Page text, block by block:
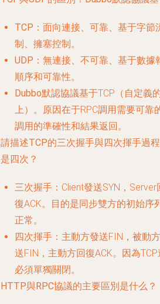
TCP ：面向連接、可靠、基于字
制、擁塞控制。
UDP ：無連接、不可靠、基于數
順序和可靠性。
Dubbo默認協議基于TCP（自定義
上）。原因在于RPC調用需要可靠
調用的準確性和結果返回。
描述TCP的三次握手與四次揮手過
四次？
三次握手 ：Client發送SYN，
復ACK。目的是同步雙方的初始序
正常。
四次揮手 ：主動方發送FIN，被動
送FIN，主動方回復ACK。因為
必須單獨關閉。
與RPC協議的主要區別是什么？